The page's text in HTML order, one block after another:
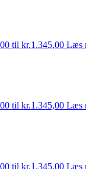
til kr.1.345,00 Læs
til kr.1.345,00 Læs
til kr.1.345,00 Læs